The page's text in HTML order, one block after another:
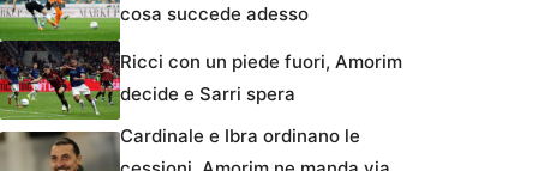
cosa succede adesso
Ricci con un piede fuori, Amorim
decide e Sarri spera
Cardinale e Ibra ordinano le